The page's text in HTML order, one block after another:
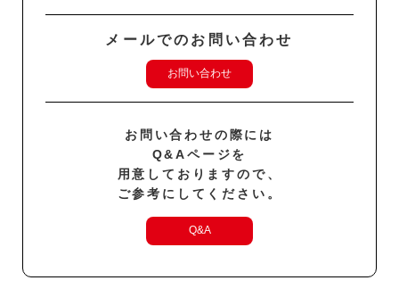
メールでのお問い合わせ
お問い合わせ
お問い合わせの際には
Q&Aページを
用意しておりますので、
ご参考にしてください。
Q&A